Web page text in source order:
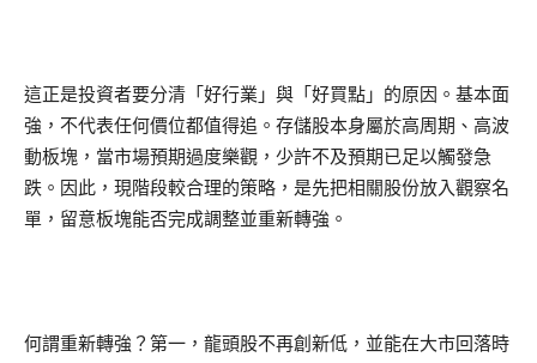
這正是投資者要分清「好行業」與「好買點」的原因。基本面
強，不代表任何價位都值得追。存儲股本身屬於高周期、高波
動板塊，當市場預期過度樂觀，少許不及預期已足以觸發急
跌。因此，現階段較合理的策略，是先把相關股份放入觀察名
單，留意板塊能否完成調整並重新轉強。
何謂重新轉強？第一，龍頭股不再創新低，並能在大市回落時